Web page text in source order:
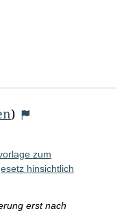
)
zum
hinsichtlich
erst nach